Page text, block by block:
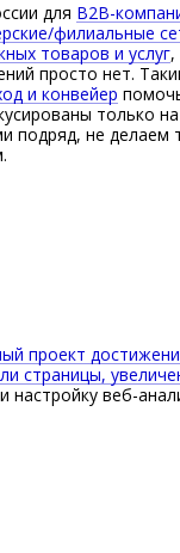
для B2B-
филиальные
товаров и услуг,
просто нет.
и конвейер
только
подряд, не делаем
проект
страницы,
настройку веб-